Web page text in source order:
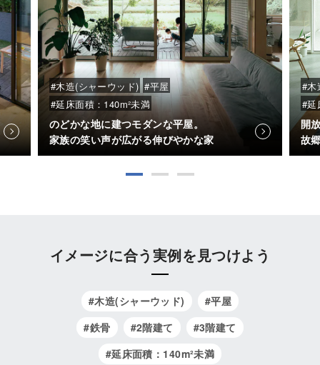
life knit design
カタログ・動画ライ
ブラリー
お問い合わせ
ご相談
#木造(シャーウッド) #平屋
#延床面積：140m²未満
のどかな地に建つモダンな平屋。
家族の笑い声が広がる伸びやかな家
#木
#延
開
故
イメージに合う実例を見つけよう
#木造(シャーウッド)
#平屋
#鉄骨
#2階建て
#3階建て
#延床面積：140m²未満